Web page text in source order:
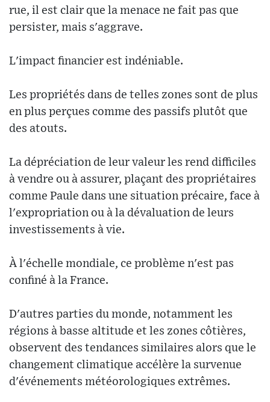
rue, il est clair que la menace ne fait pas que
persister, mais s'aggrave.
L'impact financier est indéniable.
Les propriétés dans de telles zones sont de plus
en plus perçues comme des passifs plutôt que
des atouts.
La dépréciation de leur valeur les rend difficiles
à vendre ou à assurer, plaçant des propriétaires
comme Paule dans une situation précaire, face à
l'expropriation ou à la dévaluation de leurs
investissements à vie.
À l'échelle mondiale, ce problème n'est pas
confiné à la France.
D'autres parties du monde, notamment les
régions à basse altitude et les zones côtières,
observent des tendances similaires alors que le
changement climatique accélère la survenue
d'événements météorologiques extrêmes.